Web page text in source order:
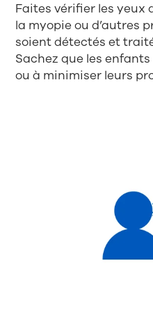
Faites vérifier les yeux
la myopie ou d’autres
soient détectés et
Sachez que les
ou à minimiser leurs